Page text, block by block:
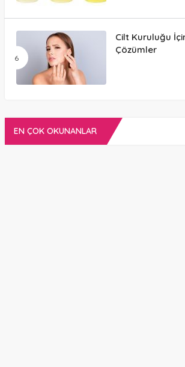
Cilt Kuruluğu
Çözümler
EN ÇOK OKUNANLAR